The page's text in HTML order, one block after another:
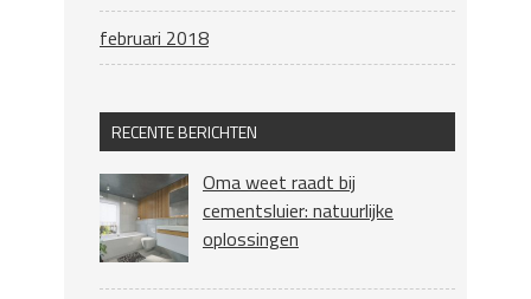
februari 2018
RECENTE BERICHTEN
Oma weet raadt bij
cementsluier: natuurlijke
oplossingen